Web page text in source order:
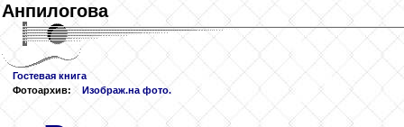
Анпилогова
Гостевая книга
Фотоархив:
Изображ.на фото.